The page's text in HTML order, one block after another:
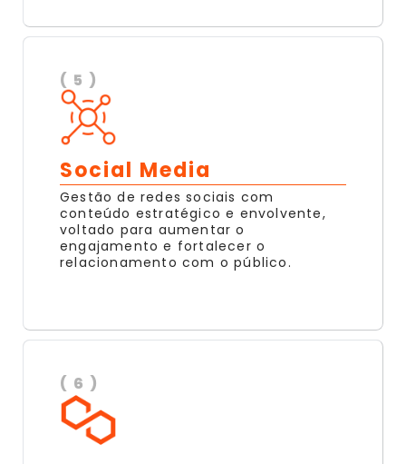
( 5 )
Social Media
Gestão de redes sociais com
conteúdo estratégico e envolvente,
voltado para aumentar o
engajamento e fortalecer o
relacionamento com o público.
( 6 )